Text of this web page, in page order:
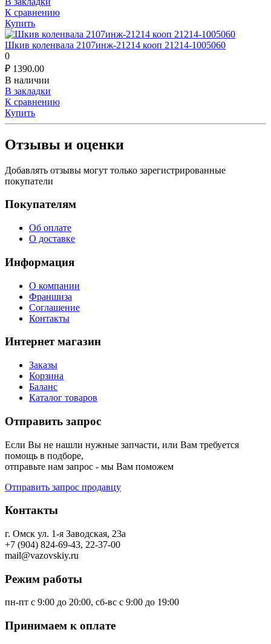
К сравнению
Купить
Шкив коленвала 2107инж-21214 кооп 21214-1005060
0
₽ 1390.00
В наличии
В закладки
К сравнению
Купить
Отзывы и оценки
Добавлять отзывы могут только зарегистрированные
покупатели
Покупателям
Об оплате
О доставке
Информация
О компании
Франшиза
Соглашение
Контакты
Интернет магазин
Заказы
Корзина
Баланс
Каталог товаров
Отправить запрос
Если Вы не нашли нужные запчасти, или Вам требуется
помощь в подборе,
отправьте нам запрос - мы Вам поможем
Отправить запрос продавцу
Контакты
г. Омск ул. 1-я Заводская, 23а
+7 (904) 824-69-43, 22-37-00
mail@vazovskiy.ru
Режим работы
пн-пт с 9:00 до 20:00, сб-вс с 9:00 до 19:00
Принимаем к оплате